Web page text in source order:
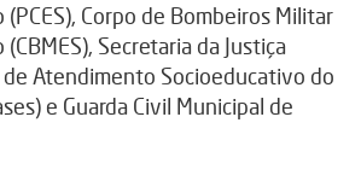
Corpo de Bombeiros Militar
Secretaria da Justiça
Atendimento Socioeducativo do
e Guarda Civil Municipal de